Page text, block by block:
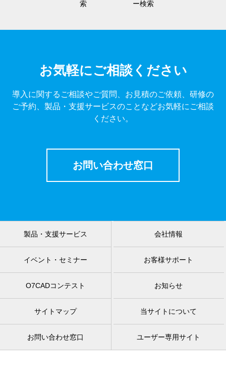
索
ー検索
お気軽にご相談ください
導入に関するご相談やご質問、お見積のご依頼、研修の
ご予約、製品・支援サービスのことなどお気軽にご相談
ください。
お問い合わせ窓口
製品・支援サービス 会社情報
イベント・セミナー お客様サポート
O7CADコンテスト お知らせ
サイトマップ 当サイトについて
お問い合わせ窓口 ユーザー専用サイト